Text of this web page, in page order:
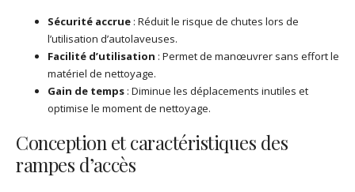
Sécurité accrue : Réduit le risque de chutes lors de
l’utilisation d’autolaveuses.
Facilité d’utilisation : Permet de manœuvrer sans effort le
matériel de nettoyage.
Gain de temps : Diminue les déplacements inutiles et
optimise le moment de nettoyage.
Conception et caractéristiques des
rampes d’accès